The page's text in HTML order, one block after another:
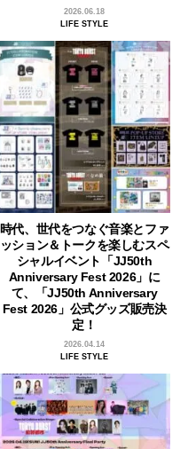
2026.06.18
LIFE STYLE
時代、世代をつなぐ音楽とファ
ッション＆トークを楽しむスペ
シャルイベント「JJ50th
Anniversary Fest 2026」に
て、「JJ50th Anniversary
Fest 2026」公式グッズ販売決
定！
2026.04.14
LIFE STYLE